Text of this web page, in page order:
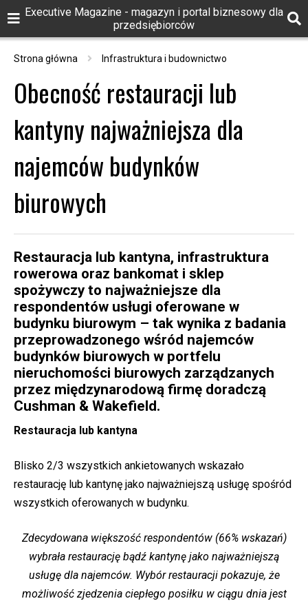
Executive Magazine - magazyn i portal biznesowy dla
przedsiębiorców
Strona główna Infrastruktura i budownictwo
Obecność restauracji lub
kantyny najważniejsza dla
najemców budynków
biurowych
Restauracja lub kantyna, infrastruktura
rowerowa oraz bankomat i sklep
spożywczy to najważniejsze dla
respondentów usługi oferowane w
budynku biurowym – tak wynika z badania
przeprowadzonego wśród najemców
budynków biurowych w portfelu
nieruchomości biurowych zarządzanych
przez międzynarodową firmę doradczą
Cushman & Wakefield.
Restauracja lub kantyna
Blisko 2/3 wszystkich ankietowanych wskazało
restaurację lub kantynę jako najważniejszą usługę spośród
wszystkich oferowanych w budynku.
Zdecydowana większość respondentów (66% wskazań)
wybrała restaurację bądź kantynę jako najważniejszą
usługę dla najemców. Wybór restauracji pokazuje, że
możliwość zjedzenia ciepłego posiłku w ciągu dnia jest